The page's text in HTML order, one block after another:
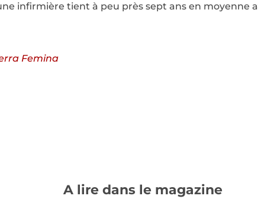
infirmière tient à peu près sept ans en moyenne
Femina
A lire dans le magazine